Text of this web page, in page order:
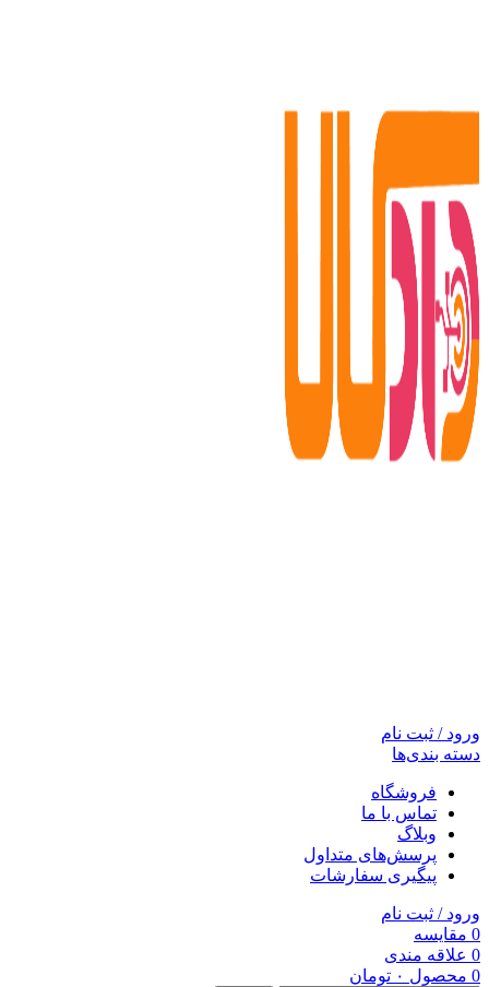
ورود / ثبت نام
دسته بندی‌ها
فروشگاه
تماس با ما
وبلاگ
پرسش‌های متداول
پیگیری سفارشات
ورود / ثبت نام
0 مقایسه
0 علاقه مندی
0 محصول ۰ تومان